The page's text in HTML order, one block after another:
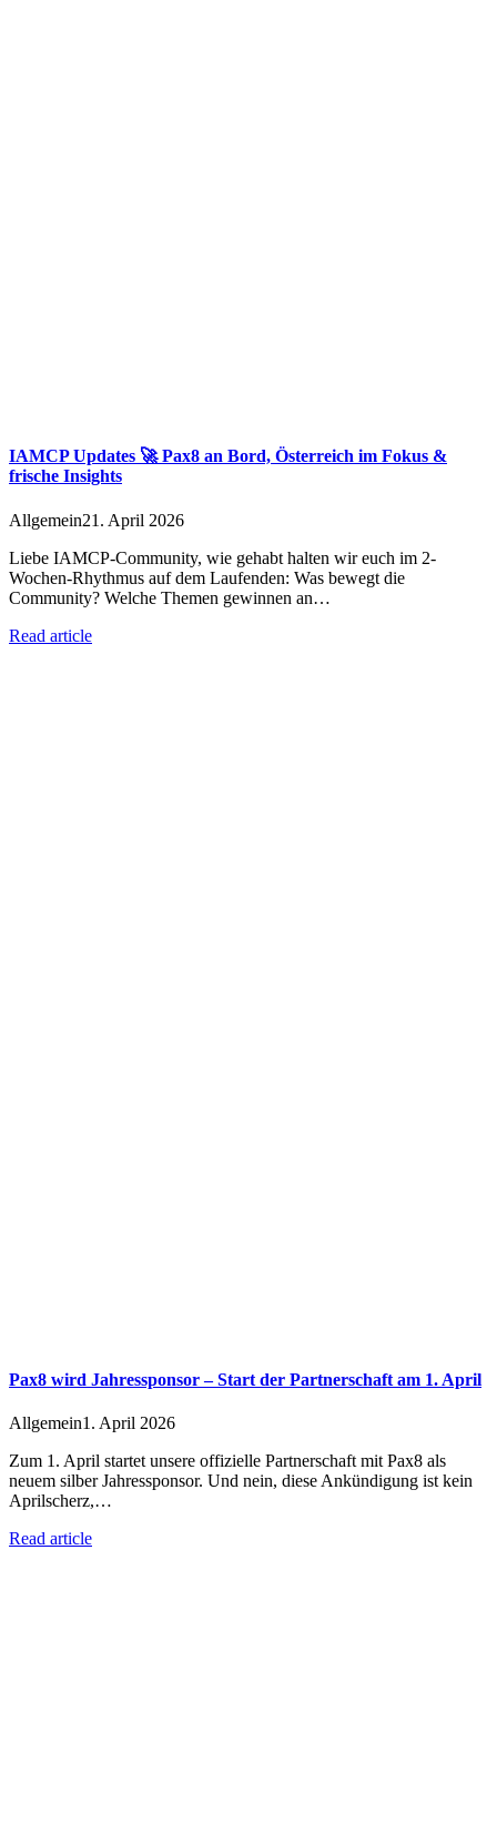
IAMCP Updates 🚀 Pax8 an Bord, Österreich im Fokus &
frische Insights
Allgemein21. April 2026
Liebe IAMCP-Community, wie gehabt halten wir euch im 2-
Wochen-Rhythmus auf dem Laufenden: Was bewegt die
Community? Welche Themen gewinnen an…
Read article
Pax8 wird Jahressponsor – Start der Partnerschaft am 1. April
Allgemein1. April 2026
Zum 1. April startet unsere offizielle Partnerschaft mit Pax8 als
neuem silber Jahressponsor. Und nein, diese Ankündigung ist kein
Aprilscherz,…
Read article